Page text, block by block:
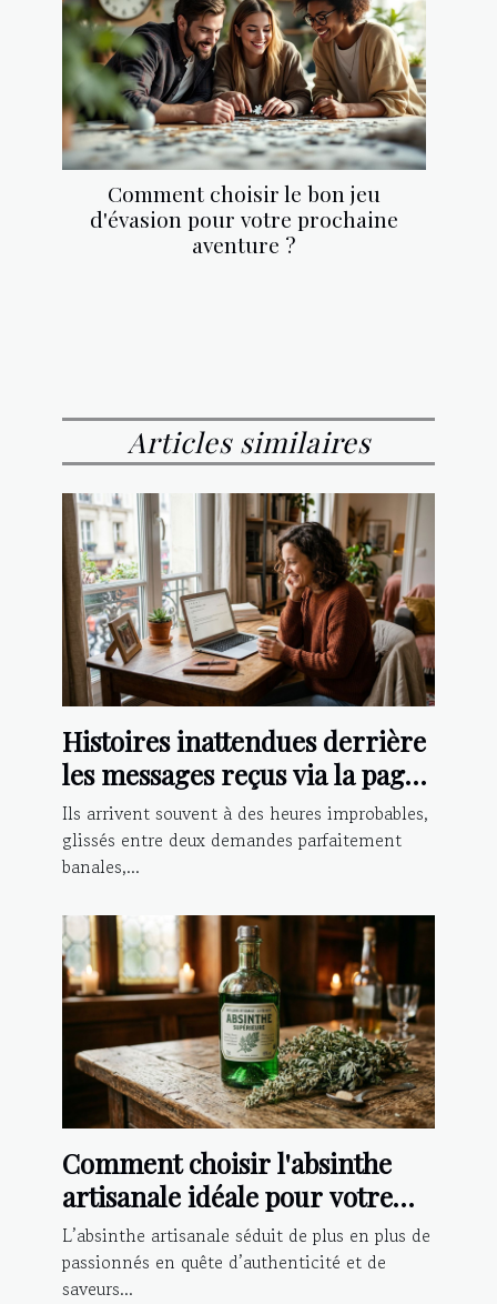
Comment choisir le bon jeu
d'évasion pour votre prochaine
aventure ?
Articles similaires
Histoires inattendues derrière
les messages reçus via la page
contact
Ils arrivent souvent à des heures improbables,
glissés entre deux demandes parfaitement
banales,...
Comment choisir l'absinthe
artisanale idéale pour votre
palais ?
L’absinthe artisanale séduit de plus en plus de
passionnés en quête d’authenticité et de
saveurs...